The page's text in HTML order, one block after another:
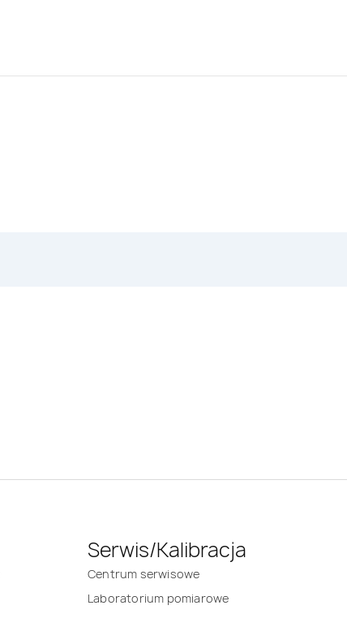
Serwis/Kalibracja
Centrum serwisowe
Laboratorium pomiarowe